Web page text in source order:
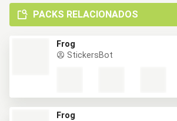
PACKS RELACIONADOS
Frog
StickersBot
Frog